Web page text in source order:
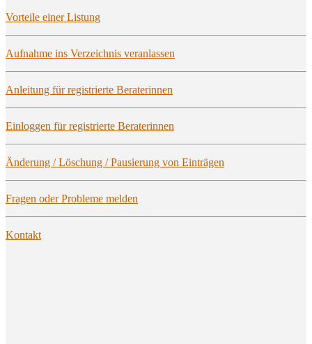
Vor­tei­le einer Listung
Auf­nah­me ins Ver­zeich­nis veranlassen
Anlei­tung für regis­trier­te Beraterinnen
Ein­log­gen für regis­trier­te Beraterinnen
Ände­rung / Löschung / Pau­sie­rung von Einträgen
Fra­gen oder Pro­ble­me melden
Kon­takt